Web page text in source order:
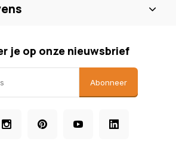
je op onze nieuwsbrief
Abonneer